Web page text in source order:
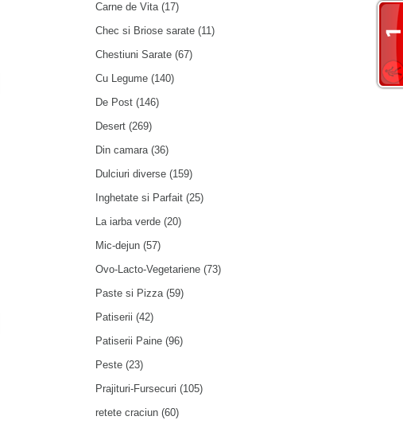
Carne de Vita(17)
Chec si Briose sarate (11)
Chestiuni Sarate (67)
Cu Legume (140)
De Post (146)
Desert (269)
Din camara(36)
Dulciuri diverse (159)
Inghetate si Parfait (25)
La iarba verde (20)
Mic-dejun (57)
Ovo-Lacto-Vegetariene (73)
Paste si Pizza(59)
Patiserii (42)
Patiserii Paine (96)
Peste (23)
Prajituri-Fursecuri (105)
retete craciun (60)